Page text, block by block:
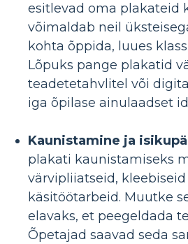
esitlevad oma plakateid
võimaldab neil
kohta õppida, luues
Lõpuks pange plakatid
teadetetahvlitel või
iga õpilase ainulaadset
Kaunistamine ja
plakati kaunistamiseks
värvipliiatseid,
käsitöötarbeid. Muutke
elavaks, et peegeldada
Õpetajad saavad seda